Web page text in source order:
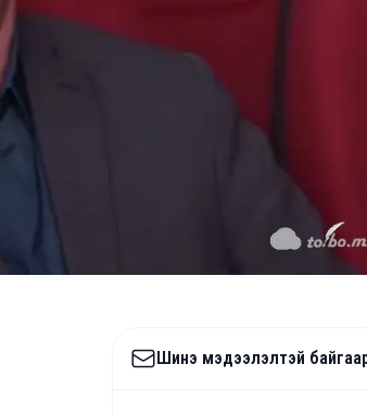
Шинэ мэдээлэлтэй